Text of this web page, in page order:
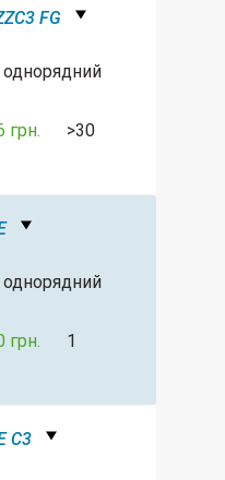
FG
грн. >30
грн. 1
C3